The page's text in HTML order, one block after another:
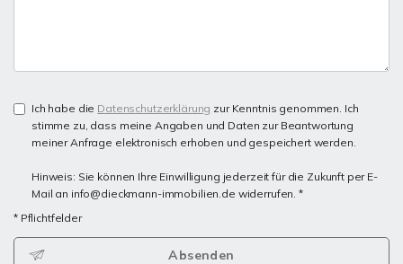
Ich habe die Datenschutzerklärung zur Kenntnis genommen. Ich
stimme zu, dass meine Angaben und Daten zur Beantwortung
meiner Anfrage elektronisch erhoben und gespeichert werden.
Hinweis: Sie können Ihre Einwilligung jederzeit für die Zukunft per E-
Mail an info@dieckmann-immobilien.de widerrufen. *
* Pflichtfelder
Absenden